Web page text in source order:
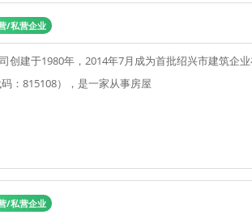
/私营企业
创建于1980年，2014年7月成为首批绍兴市建筑企
：815108），是一家从事房屋
/私营企业